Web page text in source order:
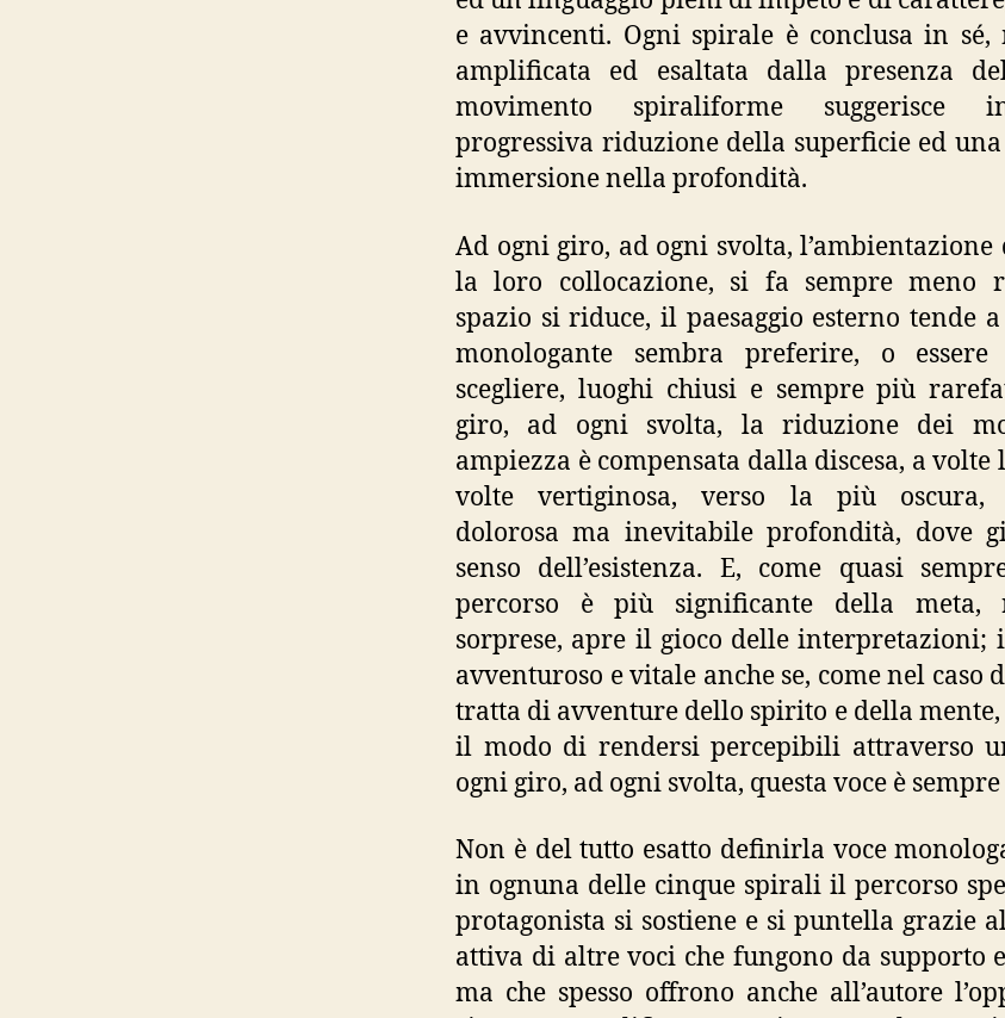
e avvincenti. Ogni spirale è conclusa in sé,
amplificata ed esaltata dalla presenza
movimento spiraliforme suggerisce
progressiva riduzione della superficie ed
immersione nella profondità.
Ad ogni giro, ad ogni svolta, l’ambientazione
la loro collocazione, si fa sempre meno
spazio si riduce, il paesaggio esterno tende
monologante sembra preferire, o essere
scegliere, luoghi chiusi e sempre più
giro, ad ogni svolta, la riduzione dei
ampiezza è compensata dalla discesa, a volte
volte vertiginosa, verso la più oscura,
dolorosa ma inevitabile profondità, dove
senso dell’esistenza. E, come quasi
percorso è più significante della meta,
sorprese, apre il gioco delle interpretazioni;
avventuroso e vitale anche se, come nel caso
tratta di avventure dello spirito e della
il modo di rendersi percepibili attraverso
ogni giro, ad ogni svolta, questa voce è
Non è del tutto esatto definirla voce
in ognuna delle cinque spirali il percorso
protagonista si sostiene e si puntella grazie
attiva di altre voci che fungono da supporto
ma che spesso offrono anche all’autore